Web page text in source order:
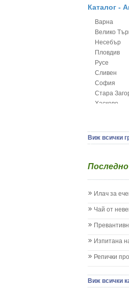
Бронхит и
Варицела
Висока
Глисти
Грижа за
Грип при
Гърч
Детски
Жълтеница
Запек на
Кашлица
Колики
Менингит
Млечница
Нощно
Каталог -
Варна
Велико
Несебър
Пловдив
Русе
Сливен
София
Стара
Хасково
Виж всички
Илач за
Чай от
Изпитана
Репички
Виж всички